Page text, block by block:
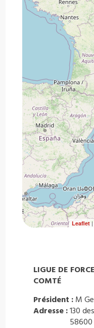
Leaflet|
LIGUE DE
COMTÉ
Président : M
Adresse :130
58600